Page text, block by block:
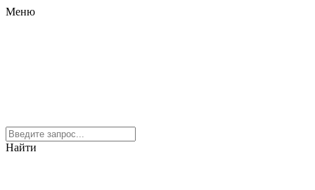
Меню
Найти